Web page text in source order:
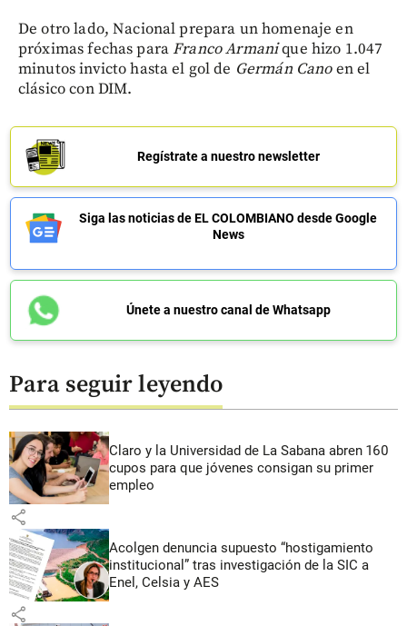
De otro lado, Nacional prepara un homenaje en
próximas fechas paraFranco Armanique hizo 1.047
minutos invicto hasta el gol de Germán Canoen el
clásico con DIM.
Regístrate a nuestro newsletter
Siga las noticias de EL COLOMBIANO desde Google
News
Únete a nuestro canal de Whatsapp
Para seguir leyendo
Claro y la Universidad de La Sabana abren 160
cupos para que jóvenes consigan su primer
empleo
share
Acolgen denuncia supuesto “hostigamiento
institucional” tras investigación de la SIC a
Enel, Celsia y AES
share